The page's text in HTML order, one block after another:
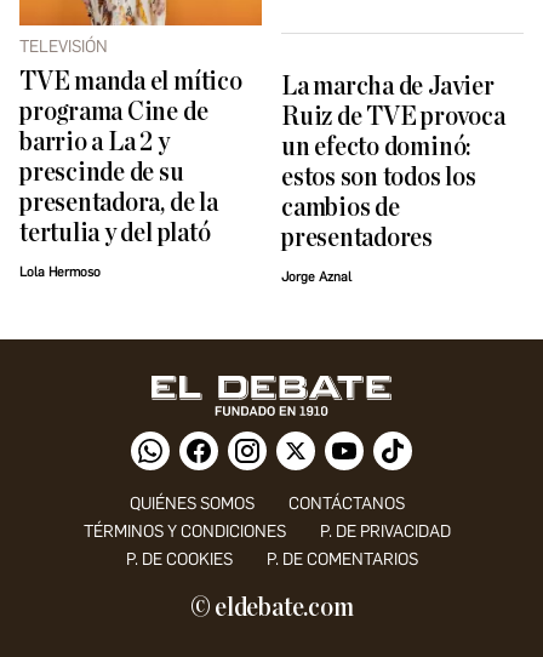
TELEVISIÓN
TVE manda el mítico
programa Cine de
barrio a La 2 y
prescinde de su
presentadora, de la
tertulia y del plató
Lola Hermoso
La marcha de Javier
Ruiz de TVE provoca
un efecto dominó:
estos son todos los
cambios de
presentadores
Jorge Aznal
QUIÉNES SOMOS
CONTÁCTANOS
TÉRMINOS Y CONDICIONES
P. DE PRIVACIDAD
P. DE COOKIES
P. DE COMENTARIOS
© eldebate.com